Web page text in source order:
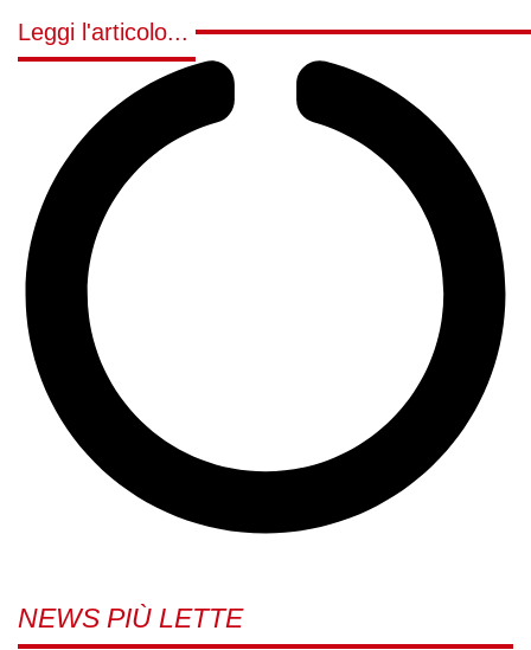
Leggi l'articolo...
NEWS PIÙ LETTE